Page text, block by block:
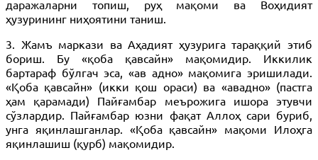
даражаларни топиш, руҳ мақоми ва Воҳидият
ҳузурининг ниҳоятини таниш.
3. Жамъ маркази ва Аҳадият ҳузурига тараққий этиб
бориш. Бу «қоба қавсайн» мақомидир. Иккилик
бартараф бўлгач эса, «ав адно» мақомига эришилади.
«Қоба қавсайн» (икки қош ораси) ва «авадно» (пастга
ҳам қарамади) Пайғамбар меърожига ишора этувчи
сўзлардир. Пайғамбар юзни фақат Аллоҳ сари буриб,
унга яқинлашганлар. «Қоба қавсайн» мақоми Илоҳга
яқинлашиш (қурб) мақомидир.